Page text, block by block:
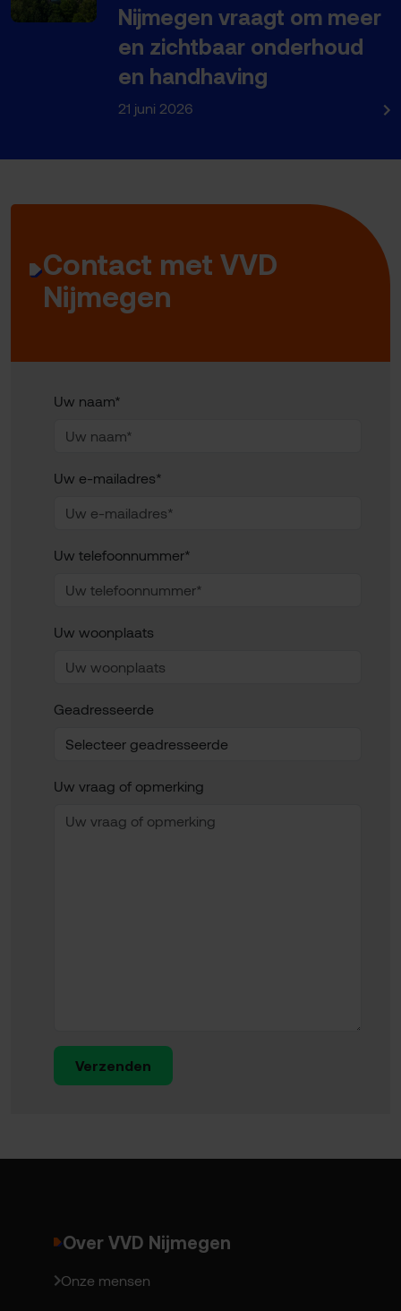
Nijmegen vraagt om meer
en zichtbaar onderhoud
en handhaving
21 juni 2026
Contact met VVD
Nijmegen
Uw naam*
Uw e-mailadres*
Uw telefoonnummer*
Uw woonplaats
Geadresseerde
Uw vraag of opmerking
Verzenden
Over VVD Nijmegen
Onze mensen